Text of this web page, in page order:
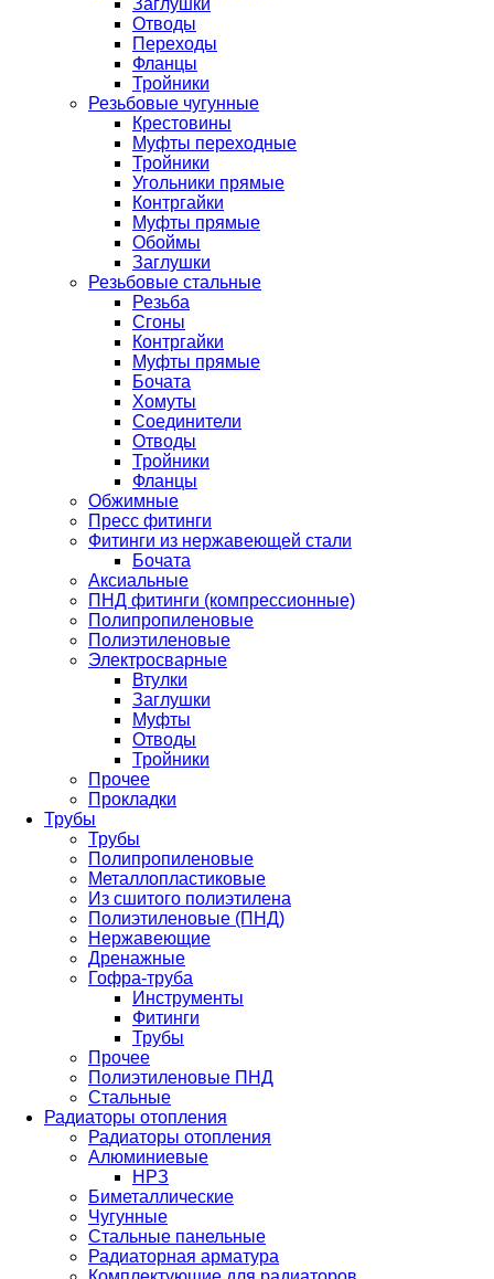
Заглушки
Отводы
Переходы
Фланцы
Тройники
Резьбовые чугунные
Крестовины
Муфты переходные
Тройники
Угольники прямые
Контргайки
Муфты прямые
Обоймы
Заглушки
Резьбовые стальные
Резьба
Сгоны
Контргайки
Муфты прямые
Бочата
Хомуты
Соединители
Отводы
Тройники
Фланцы
Обжимные
Пресс фитинги
Фитинги из нержавеющей стали
Бочата
Аксиальные
ПНД фитинги (компрессионные)
Полипропиленовые
Полиэтиленовые
Электросварные
Втулки
Заглушки
Муфты
Отводы
Тройники
Прочее
Прокладки
Трубы
Трубы
Полипропиленовые
Металлопластиковые
Из сшитого полиэтилена
Полиэтиленовые (ПНД)
Нержавеющие
Дренажные
Гофра-труба
Инструменты
Фитинги
Трубы
Прочее
Полиэтиленовые ПНД
Стальные
Радиаторы отопления
Радиаторы отопления
Алюминиевые
НРЗ
Биметаллические
Чугунные
Стальные панельные
Радиаторная арматура